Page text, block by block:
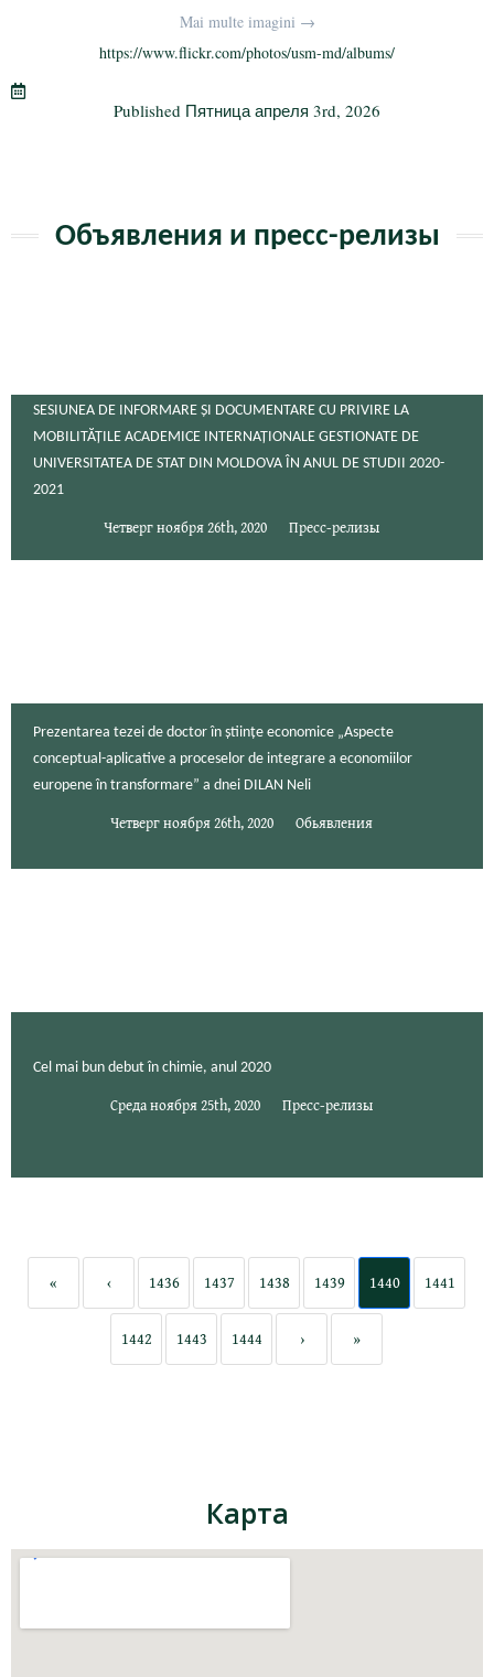
r a
m
ailр
а
и
Mai multe imagini →
https://www.flickr.com/photos/usm-md/albums/
Published Пятница апреля 3rd, 2026
Объявления и пресс-релизы
SESIUNEA DE INFORMARE ȘI DOCUMENTARE CU PRIVIRE LA
MOBILITĂȚILE ACADEMICE INTERNAȚIONALE GESTIONATE DE
UNIVERSITATEA DE STAT DIN MOLDOVA ÎN ANUL DE STUDII 2020-
2021
Четверг ноября 26th, 2020 Пресс-релизы
Prezentarea tezei de doctor în științe economice „Aspecte
conceptual-aplicative a proceselor de integrare a economiilor
europene în transformare” a dnei DILAN Neli
Четверг ноября 26th, 2020 Обьявления
Cel mai bun debut în chimie, anul 2020
Среда ноября 25th, 2020 Пресс-релизы
« ‹ 1436 1437 1438 1439 1440 1441
1442 1443 1444 › »
Карта